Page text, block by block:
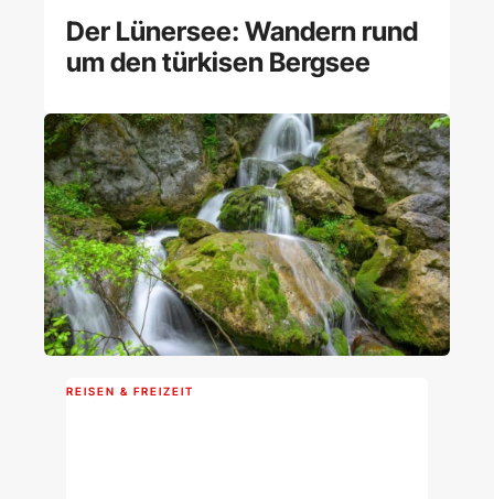
Der Lünersee: Wandern rund
um den türkisen Bergsee
REISEN & FREIZEIT